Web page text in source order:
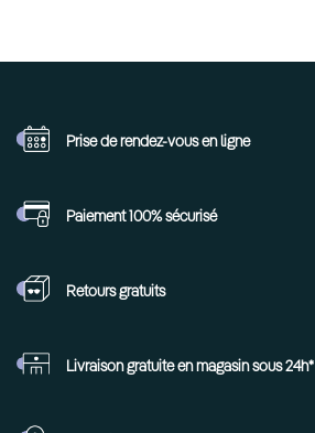
Prise de rendez-vous en ligne
Paiement 100%sécurisé
Retoursgratuits
Livraison gratuite en magasin sous 24h*